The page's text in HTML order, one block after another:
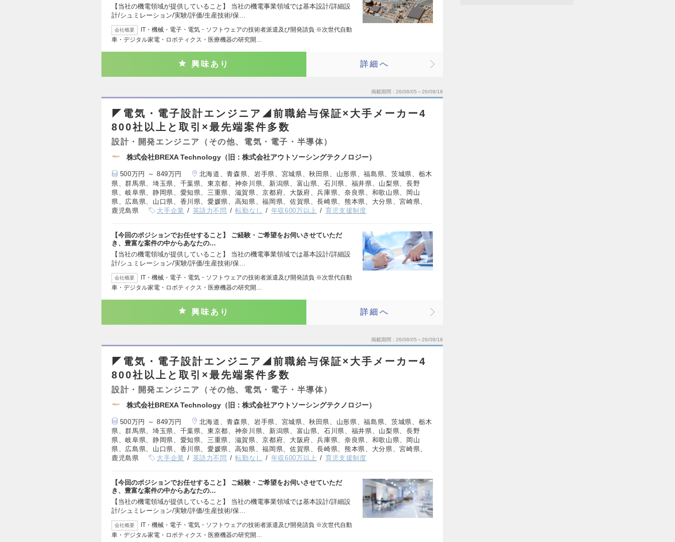
【当社の機電領域が提供していること】 当社の機電事業領域では基本設計/詳細設
計/シュミレーション/実験/評価/生産技術/保…
会社概要
IT・機械・電子・電気・ソフトウェアの技術者派遣及び開発請負 ※次世代自動
車・デジタル家電・ロボティクス・医療機器の研究開…
興味あり 詳細へ
掲載期間 26/08/05～26/08/18
◤電気・電子設計エンジニア◢前職給与保証×大手メーカー4
800社以上と取引×最先端案件多数
設計・開発エンジニア（その他、電気・電子・半導体）
株式会社BREXA Technology（旧：株式会社アウトソーシングテクノロジー）
500万円 ～ 849万円
北海道、青森県、岩手県、宮城県、秋田県、山形県、福島県、茨城県、栃木
県、群馬県、埼玉県、千葉県、東京都、神奈川県、新潟県、富山県、石川県、福井県、山梨県、長野
県、岐阜県、静岡県、愛知県、三重県、滋賀県、京都府、大阪府、兵庫県、奈良県、和歌山県、岡山
県、広島県、山口県、香川県、愛媛県、高知県、福岡県、佐賀県、長崎県、熊本県、大分県、宮崎県、
鹿児島県
大手企業 英語力不問 転勤なし 年収600万以上 育児支援制度
【今回のポジションでお任せすること】 ご経験・ご希望をお伺いさせていただ
き、豊富な案件の中からあなたの…
【当社の機電領域が提供していること】 当社の機電事業領域では基本設計/詳細設
計/シュミレーション/実験/評価/生産技術/保…
会社概要
IT・機械・電子・電気・ソフトウェアの技術者派遣及び開発請負 ※次世代自動
車・デジタル家電・ロボティクス・医療機器の研究開…
興味あり 詳細へ
掲載期間 26/08/05～26/08/18
◤電気・電子設計エンジニア◢前職給与保証×大手メーカー4
800社以上と取引×最先端案件多数
設計・開発エンジニア（その他、電気・電子・半導体）
株式会社BREXA Technology（旧：株式会社アウトソーシングテクノロジー）
500万円 ～ 849万円
北海道、青森県、岩手県、宮城県、秋田県、山形県、福島県、茨城県、栃木
県、群馬県、埼玉県、千葉県、東京都、神奈川県、新潟県、富山県、石川県、福井県、山梨県、長野
県、岐阜県、静岡県、愛知県、三重県、滋賀県、京都府、大阪府、兵庫県、奈良県、和歌山県、岡山
県、広島県、山口県、香川県、愛媛県、高知県、福岡県、佐賀県、長崎県、熊本県、大分県、宮崎県、
鹿児島県
大手企業 英語力不問 転勤なし 年収600万以上 育児支援制度
【今回のポジションでお任せすること】 ご経験・ご希望をお伺いさせていただ
き、豊富な案件の中からあなたの…
【当社の機電領域が提供していること】 当社の機電事業領域では基本設計/詳細設
計/シュミレーション/実験/評価/生産技術/保…
会社概要
IT・機械・電子・電気・ソフトウェアの技術者派遣及び開発請負 ※次世代自動
車・デジタル家電・ロボティクス・医療機器の研究開…